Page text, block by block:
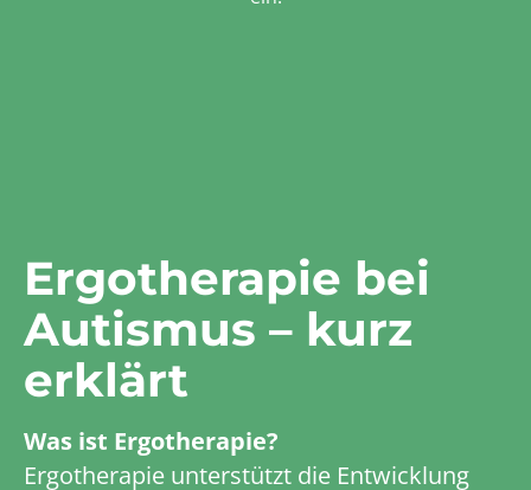
Ergotherapie bei
Autismus – kurz
erklärt
Was ist Ergotherapie?
Ergotherapie unterstützt die Entwicklung